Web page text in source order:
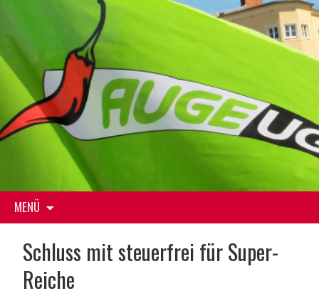
MENÜ
Inhalt
springen
Schluss mit steuerfrei für Super-
Reiche